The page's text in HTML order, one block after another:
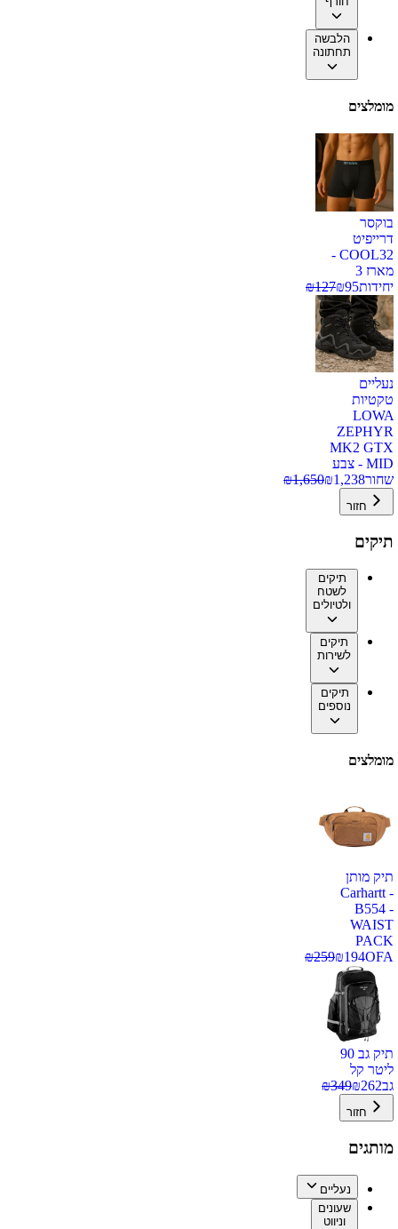
הלבשה
תחתונה
מומלצים
בוקסר
דרייפיט
COOL32 -
מארז 3
יחידות
₪95
₪127
נעליים
טקטיות
LOWA
ZEPHYR
MK2 GTX
MID - צבע
שחור
₪1,238
₪1,650
חזור
תיקים
תיקים
לשטח
ולטיולים
תיקים
לשירות
תיקים
נוספים
מומלצים
תיק מותן
Carhartt -
B554 -
WAIST
PACK
OFA
₪194
₪259
תיק גב 90
ליטר קל
גב
₪262
₪349
חזור
מותגים
נעליים
שעונים
וניווט